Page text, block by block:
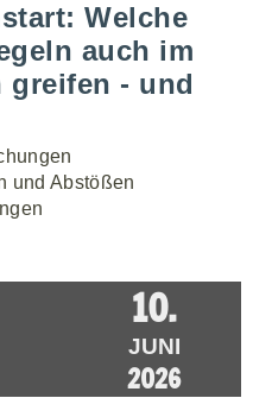
Welche
auch im
greifen - und
und Abstößen
10.
JUNI
2026